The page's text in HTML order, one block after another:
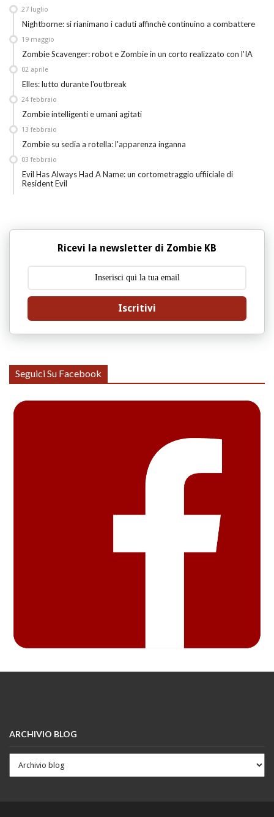
Nightborne: si rianimano i caduti affinchè continuino a combattere
27 luglio
Zombie Scavenger: robot e Zombie in un corto realizzato con l'IA
19 maggio
Elles: lutto durante l'outbreak
02 aprile
Zombie intelligenti e umani agitati
24 febbraio
Zombie su sedia a rotella: l'apparenza inganna
13 febbraio
Evil Has Always Had A Name: un cortometraggio uffiiciale di
Resident Evil
03 febbraio
Ricevi la newsletter di Zombie KB
Iscritivi
Seguici Su Facebook
ARCHIVIO BLOG